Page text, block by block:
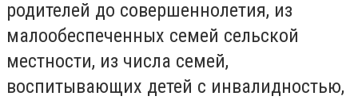
родителей до совершеннолетия, из
малообеспеченных семей сельской
местности, из числа семей,
воспитывающих детей с инвалидностью,